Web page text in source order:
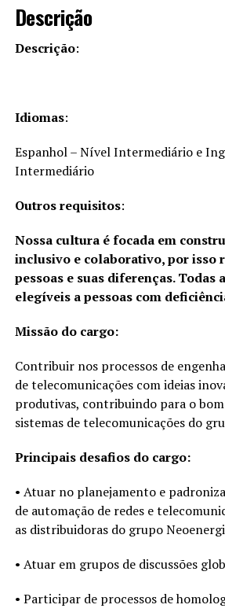
Descrição
Descrição:
Idiomas:
Espanhol – Nível Intermediário e
Intermediário
Outros requisitos:
Nossa cultura é focada em
inclusivo e colaborativo, por isso
pessoas e suas diferenças. Todas
elegíveis a pessoas com
Missão do cargo:
Contribuir nos processos de
de telecomunicações com ideias
produtivas, contribuindo para o
sistemas de telecomunicações do
Principais desafios do cargo:
• Atuar no planejamento e
de automação de redes e
as distribuidoras do grupo
• Atuar em grupos de discussões
• Participar de processos de